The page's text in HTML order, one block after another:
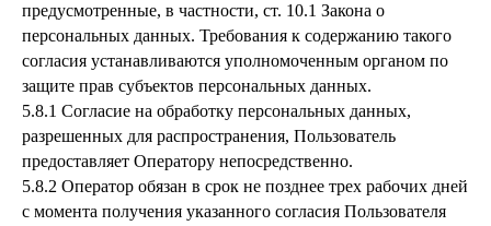
предусмотренные, в частности, ст. 10.1 Закона о
персональных данных. Требования к содержанию такого
согласия устанавливаются уполномоченным органом по
защите прав субъектов персональных данных.
5.8.1 Согласие на обработку персональных данных,
разрешенных для распространения, Пользователь
предоставляет Оператору непосредственно.
5.8.2 Оператор обязан в срок не позднее трех рабочих дней
с момента получения указанного согласия Пользователя